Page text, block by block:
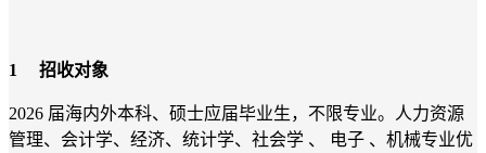
1 招收对象
2026 届海内外本科、硕士应届毕业生，不限专业。人力资源
管理、会计学、经济、统计学、社会学 、 电子 、机械专业优